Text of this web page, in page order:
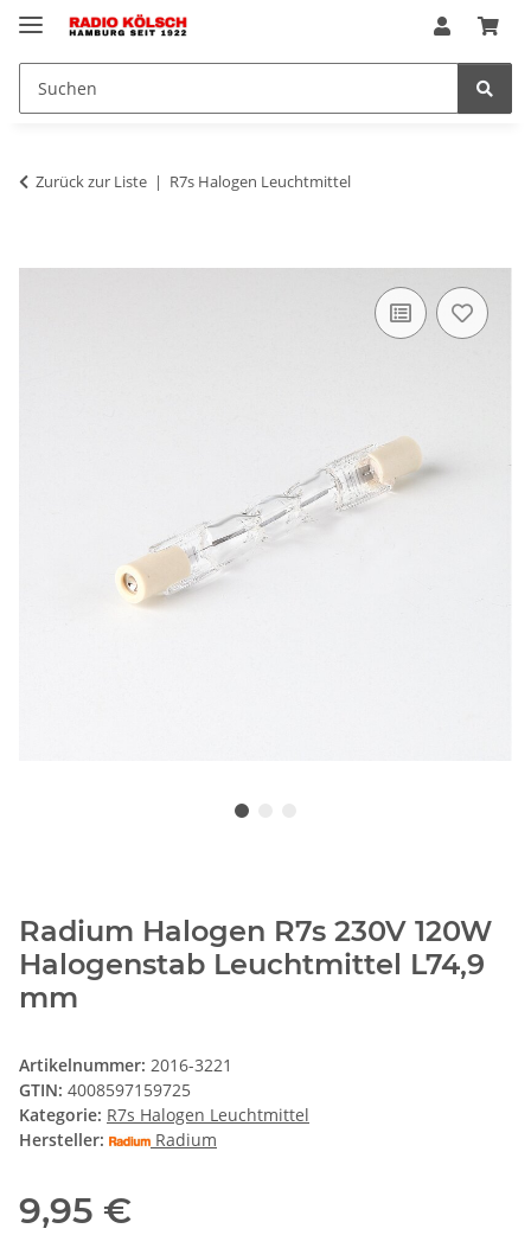
Zurück zur Liste R7s Halogen Leuchtmittel
Radium Halogen R7s 230V 120W
Halogenstab Leuchtmittel L74,9
mm
Artikelnummer: 2016-3221
GTIN: 4008597159725
Kategorie: R7s Halogen Leuchtmittel
Hersteller:
Radium
9,95 €